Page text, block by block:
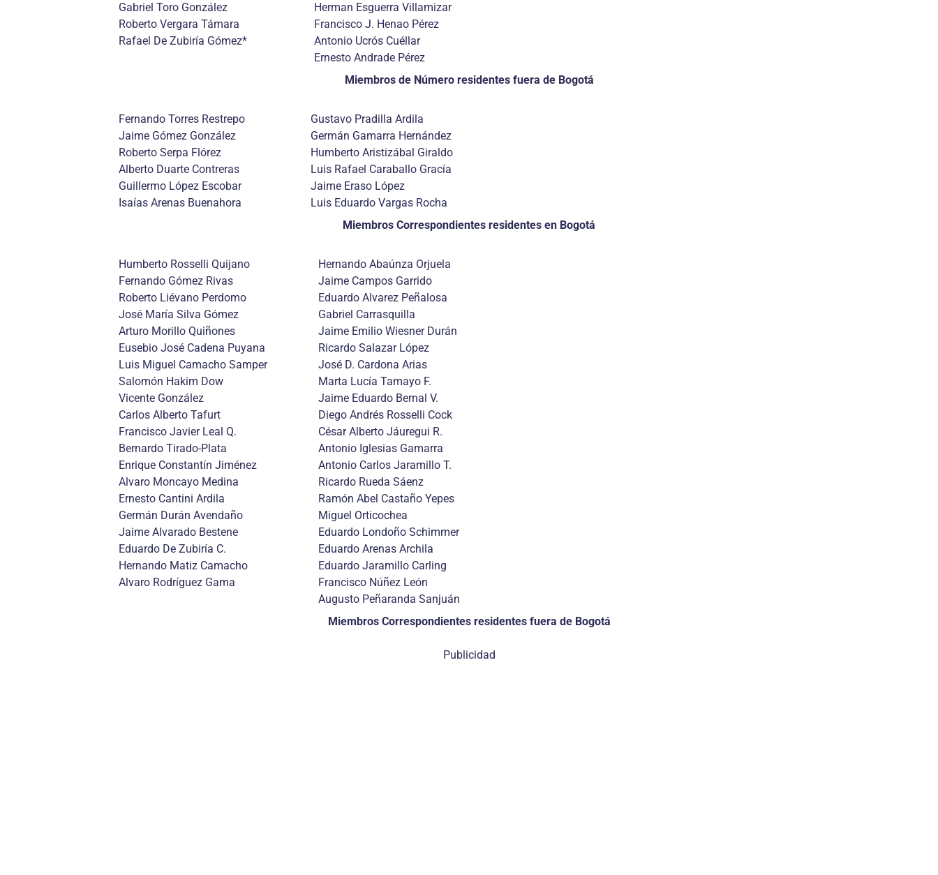
Gabriel Toro González
Roberto Vergara Támara
Rafael De Zubiría Gómez*
Herman Esguerra Villamizar
Francisco J. Henao Pérez
Antonio Ucrós Cuéllar
Ernesto Andrade Pérez
Miembros de Número residentes fuera de Bogotá
Fernando Torres Restrepo
Jaime Gómez González
Roberto Serpa Flórez
Alberto Duarte Contreras
Guillermo López Escobar
Isaías Arenas Buenahora
Gustavo Pradilla Ardila
Germán Gamarra Hernández
Humberto Aristizábal Giraldo
Luis Rafael Caraballo Gracía
Jaime Eraso López
Luis Eduardo Vargas Rocha
Miembros Correspondientes residentes en Bogotá
Humberto Rosselli Quijano
Fernando Gómez Rivas
Roberto Liévano Perdomo
José María Silva Gómez
Arturo Morillo Quiñones
Eusebio José Cadena Puyana
Luis Miguel Camacho Samper
Salomón Hakim Dow
Vicente González
Carlos Alberto Tafurt
Francisco Javier Leal Q.
Bernardo Tirado-Plata
Enrique Constantín Jiménez
Alvaro Moncayo Medina
Ernesto Cantini Ardila
Germán Durán Avendaño
Jaime Alvarado Bestene
Eduardo De Zubiría C.
Hernando Matiz Camacho
Alvaro Rodríguez Gama
Hernando Abaúnza Orjuela
Jaime Campos Garrido
Eduardo Alvarez Peñalosa
Gabriel Carrasquilla
Jaime Emilio Wiesner Durán
Ricardo Salazar López
José D. Cardona Arias
Marta Lucía Tamayo F.
Jaime Eduardo Bernal V.
Diego Andrés Rosselli Cock
César Alberto Jáuregui R.
Antonio Iglesias Gamarra
Antonio Carlos Jaramillo T.
Ricardo Rueda Sáenz
Ramón Abel Castaño Yepes
Miguel Orticochea
Eduardo Londoño Schimmer
Eduardo Arenas Archila
Eduardo Jaramillo Carling
Francisco Núñez León
Augusto Peñaranda Sanjuán
Miembros Correspondientes residentes fuera de Bogotá
Publicidad